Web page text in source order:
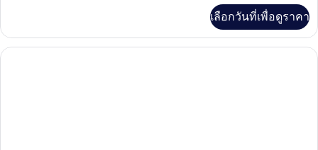
เกี่ยว
กับ
ห้อง
เลือกวันที่เพื่อดูราคา